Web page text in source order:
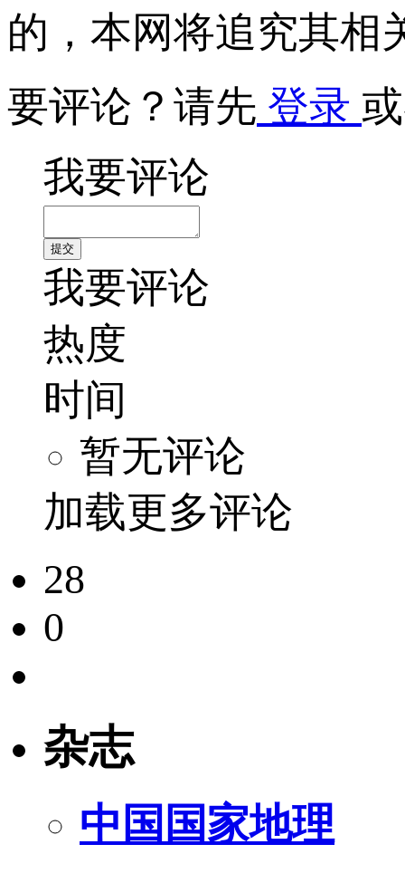
的，本网将追究其相
要评论？请先 登录
我要评论
我要评论
热度
时间
暂无评论
加载更多评论
28
0
杂志
中国国家地理